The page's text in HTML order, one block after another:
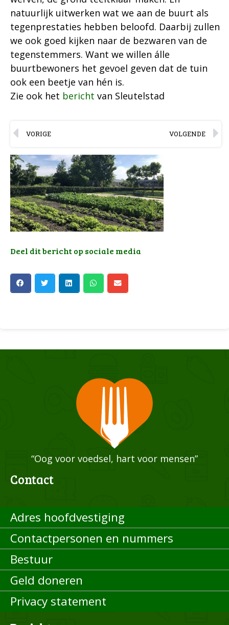
natuurlijk uitwerken wat we aan de buurt als
tegenprestaties hebben beloofd. Daarbij zullen
we ook goed kijken naar de bezwaren van de
tegenstemmers. Want we willen álle
buurtbewoners het gevoel geven dat de tuin
ook een beetje van hén is.
Zie ook het bericht van Sleutelstad
VORIGE VOLGENDE
Deel dit bericht op sociale media
“Oog voor voedsel, hart voor mensen”
Contact
Adres hoofdvestiging
Contactpersonen en nummers
Bestuur
Geld doneren
Privacy statement